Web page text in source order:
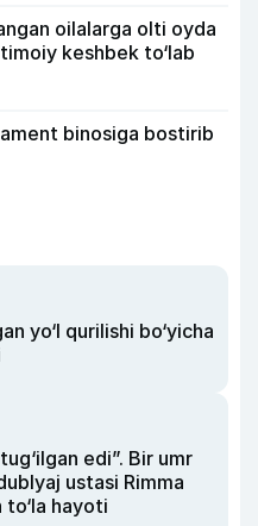
oilalarga olti oyda
keshbek to‘lab
binosiga bostirib
yo‘l qurilishi bo‘yicha
edi”. Bir umr
ustasi Rimma
hayoti